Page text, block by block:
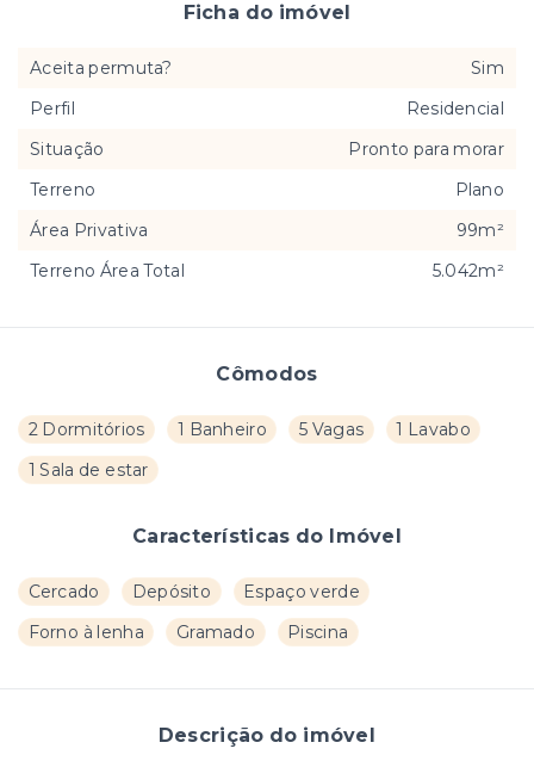
Cômodos
2 Dormitórios 1 Banheiro 5 Vagas
1 Lavabo
1 Sala de estar
Características do Imóvel
Cercado Depósito
Espaço verde
Forno à lenha
Gramado Piscina
Descrição do imóvel
Ficha do imóvel
Aceita permuta?
Sim
Perfil
Residencial
Situação
Pronto para morar
Terreno
Plano
Área Privativa
99m²
Terreno Área Total
5.042m²